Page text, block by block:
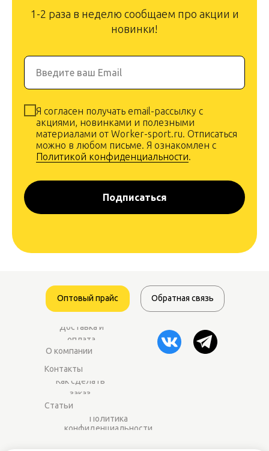
1-2 раза в неделю сообщаем про акции и
новинки!
Введите ваш Email
Я согласен получать email-рассылку с
акциями, новинками и полезными
материалами от Worker-sport.ru. Отписаться
можно в любом письме. Я ознакомлен с
Политикой конфиденциальности.
Подписаться
Контакты
О компании
Доставка и
оплата
Оптовый прайс Обратная связь
Статьи
Как сделать
заказ
Политика
конфиденциальности